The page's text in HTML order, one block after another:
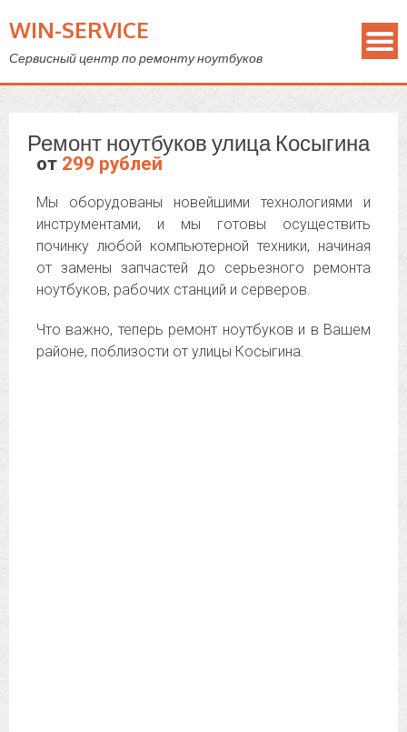
WIN-SERVICE
Сервисный центр по ремонту ноутбуков
Ремонт ноутбуков улица Косыгина
от 299 рублей
Мы оборудованы новейшими технологиями и
инструментами, и мы готовы осуществить
починку любой компьютерной техники, начиная
от замены запчастей до серьезного ремонта
ноутбуков, рабочих станций и серверов.
Что важно, теперь ремонт ноутбуков и в Вашем
районе, поблизости от улицы Косыгина.